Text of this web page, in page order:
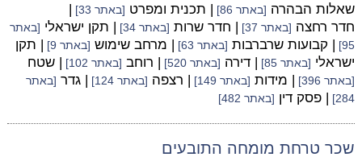
שאלות הבהרה [באתר 86] | תכנית ומפרט [באתר 33]
|
חדר רחצה [באתר 37] | חדר שרות [באתר 34] | תקן ישראלי [באתר
95]
| קבועות שרברבות [באתר 63] | מרחב שימוש [באתר 9]
| תקן
ישראלי [באתר 85] | דירה [באתר 520] | רוחב [באתר 102] | שטח
[באתר 396] | מידות [באתר 149] | רצפה [באתר 124] | גדר [באתר
284]
| פסק דין [באתר 482]
שכר טרחת מומחה התובעים